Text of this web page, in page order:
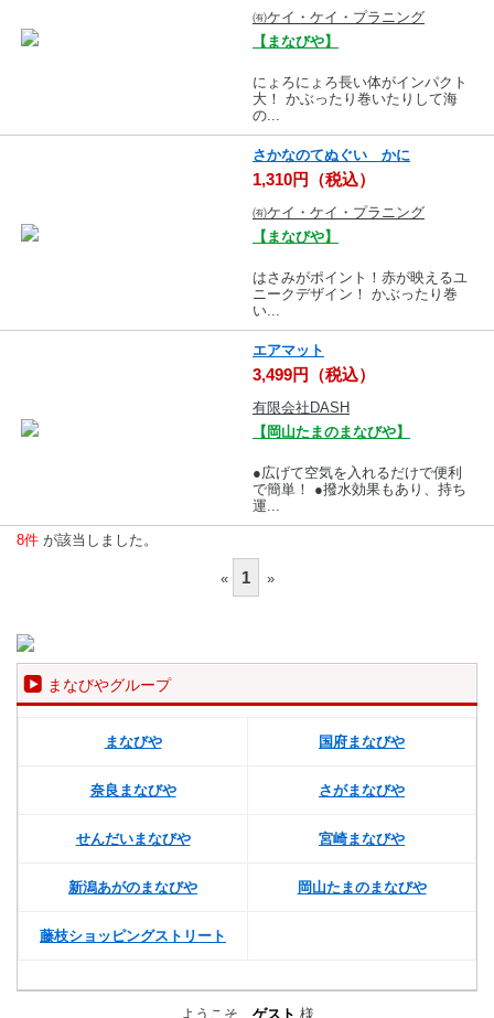
㈲ケイ・ケイ・プラニング
【まなびや】
にょろにょろ長い体がインパクト
大！ かぶったり巻いたりして海
の...
さかなのてぬぐい かに
1,310円（税込）
㈲ケイ・ケイ・プラニング
【まなびや】
はさみがポイント！赤が映えるユ
ニークデザイン！ かぶったり巻
い...
エアマット
3,499円（税込）
有限会社DASH
【岡山たまのまなびや】
●広げて空気を入れるだけで便利
で簡単！ ●撥水効果もあり、持ち
運...
8件 が該当しました。
« 1 »
まなびやグループ
まなびや 国府まなびや
奈良まなびや さがまなびや
せんだいまなびや 宮崎まなびや
新潟あがのまなびや 岡山たまのまなびや
藤枝ショッピングストリート
ようこそ、 ゲスト 様